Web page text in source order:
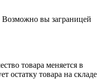
Возможно вы заграницей
товара меняется в
остатку товара на складе